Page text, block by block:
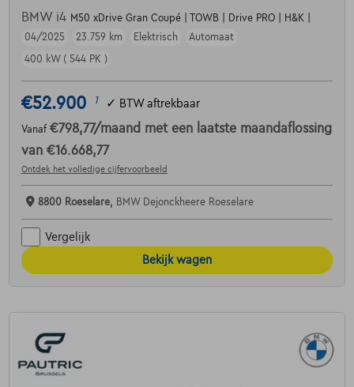
BMW i4 M50 xDrive Gran Coupé | TOWB | Drive PRO | H&K |
04/2025
23.759 km Elektrisch
Automaat
400 kW ( 544 PK )
€52.900 1 ✓ BTW aftrekbaar
Vanaf €798,77/maand met een laatste maandaflossing
van €16.668,77
Ontdek het volledige cijfervoorbeeld
8800 Roeselare, BMW Dejonckheere Roeselare
Vergelijk
Bekijk wagen